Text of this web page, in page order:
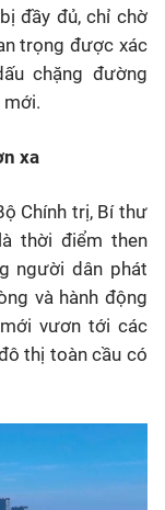
đầy đủ, chỉ chờ
trọng được xác
chặng đường
mới.
xa
Chính trị, Bí thư
thời điểm then
người dân phát
và hành động
vươn tới các
thị toàn cầu có